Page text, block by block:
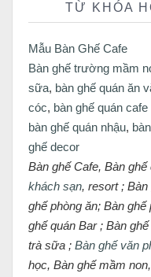
TỪ KHÓA
Mẫu Bàn Ghế Cafe
Bàn ghế trường mầm
sữa, bàn ghế quán ăn
cóc, bàn ghế quán
bàn ghế quán nhậu,
ghế decor
Bàn ghế Cafe, Bàn ghế
khách sạn, resort ; Bàn
ghế phòng ăn; Bàn
ghế quán Bar ; Bàn
trà sữa ; Bàn ghế văn
học, Bàn ghế mầm